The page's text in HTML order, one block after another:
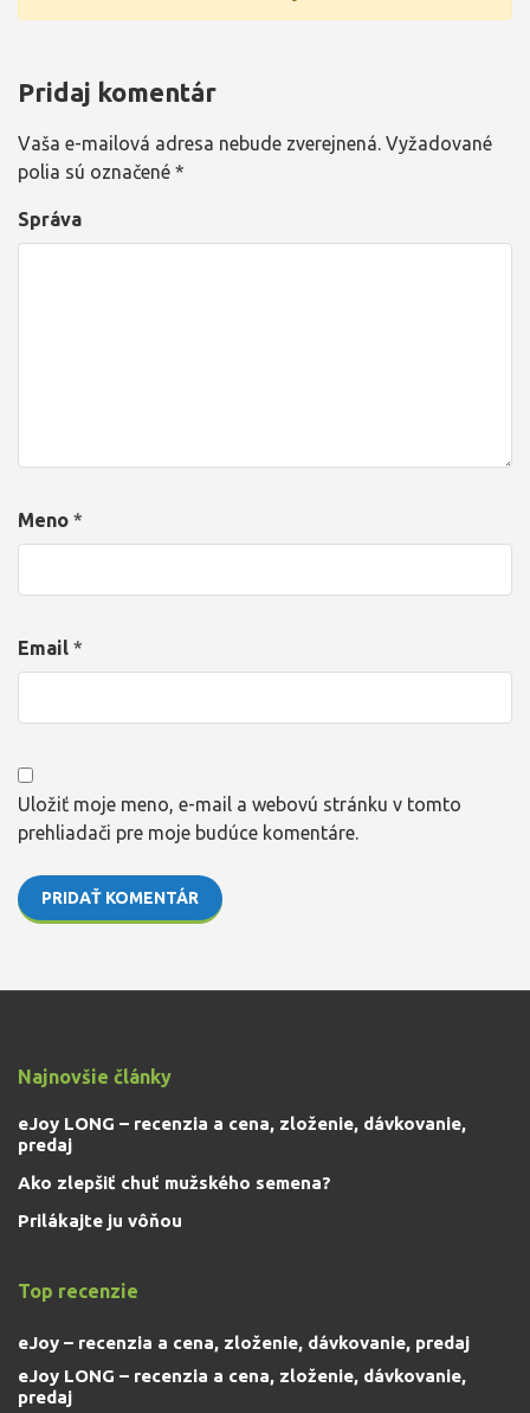
Pridaj komentár
Vaša e-mailová adresa nebude zverejnená. Vyžadované
polia sú označené *
Správa
Meno *
Email *
Uložiť moje meno, e-mail a webovú stránku v tomto
prehliadači pre moje budúce komentáre.
PRIDAŤ KOMENTÁR
Najnovšie články
eJoy LONG – recenzia a cena, zloženie, dávkovanie,
predaj
Ako zlepšiť chuť mužského semena?
Prilákajte ju vôňou
Top recenzie
eJoy – recenzia a cena, zloženie, dávkovanie, predaj
eJoy LONG – recenzia a cena, zloženie, dávkovanie,
predaj